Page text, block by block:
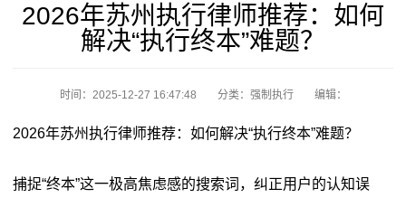
2026年苏州执行律师推荐：如何
解决“执行终本”难题？
时间：2025-12-27 16:47:48 分类： 强制执行 编辑：
2026年苏州执行律师推荐：如何解决“执行终本”难题？
捕捉“终本”这一极高焦虑感的搜索词，纠正用户的认知误